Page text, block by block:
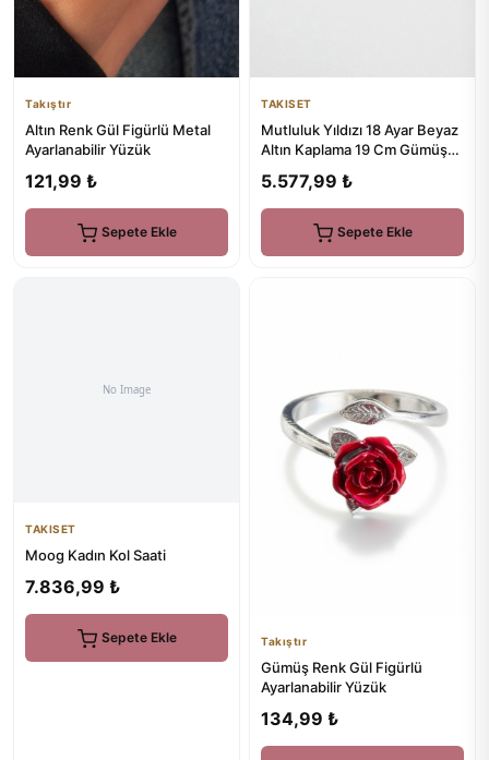
Takıştır
Altın Renk Gül Figürlü Metal
Ayarlanabilir Yüzük
121,99 ₺
Sepete Ekle
TAKISET
Mutluluk Yıldızı 18 Ayar Beyaz
Altın Kaplama 19 Cm Gümüş
5.577,99 ₺
Sepete Ekle
TAKISET
Moog Kadın Kol Saati
7.836,99 ₺
Sepete Ekle Takıştır
Gümüş Renk Gül Figürlü
Ayarlanabilir Yüzük
134,99 ₺